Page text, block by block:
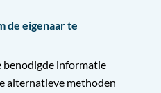
de eigenaar te
benodigde informatie
alternatieve methoden